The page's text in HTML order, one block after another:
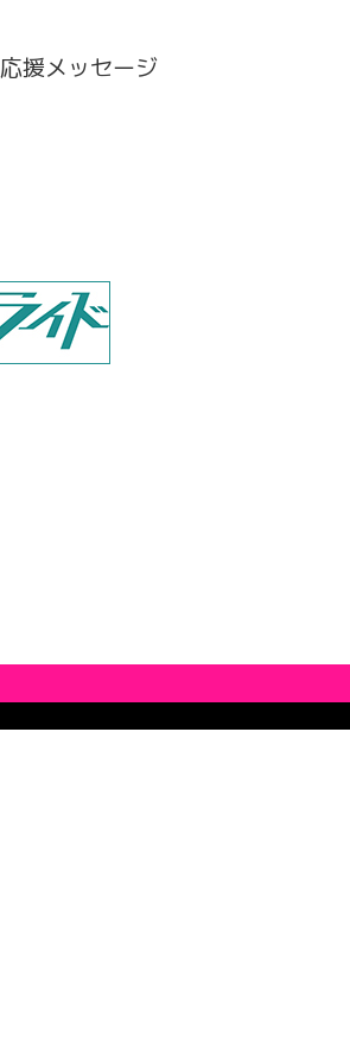
応援メッセージ